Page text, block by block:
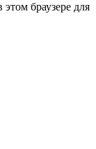
браузере для